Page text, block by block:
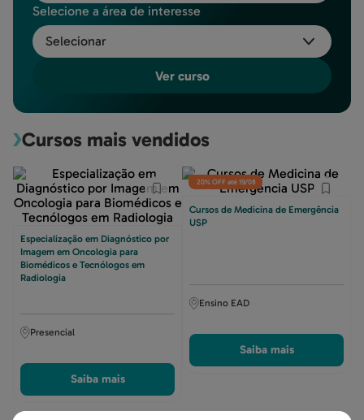
Selecione a área de interesse
Selecionar
Ver curso
Cursos mais vendidos
Especialização em Diagnóstico por
Imagem em Oncologia para
Biomédicos e Tecnólogos em
Radiologia
Presencial
Saiba mais
20% OFF até 19/08
Cursos de Medicina de Emergência
USP
Ensino EAD
Saiba mais